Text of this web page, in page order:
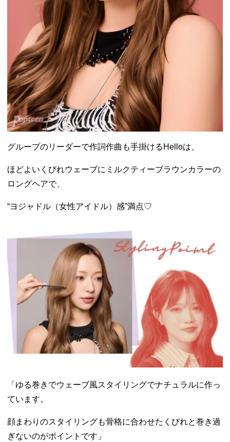
グループのリーダーで作詞作曲も手掛けるHelloは、
ほどよいくびれウェーブにミルクティーブラウンカラーの
ロングヘアで、
“ヨジャドル（女性アイドル）感”満点♡
「ゆる巻きでウェーブ風スタイリングでナチュラルに作っ
ています。
顔まわりのスタイリングも骨格に合わせたくびれと巻き過
ぎないのがポイントです」